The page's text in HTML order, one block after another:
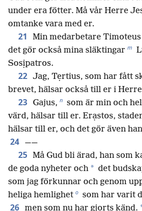
under era fötter. Må vår Herre
omtanke vara med er.
21 Min medarbetare Timoteus
det gör också mina släktingar m
Sosịpatros.
22 Jag, Tẹrtius, som har fått
brevet, hälsar också till er i
23 Gajus, n som är min och
värd, hälsar till er. Erạstos,
hälsar till er, och det gör även
24 ——
25 Må Gud bli ärad, han som
de goda nyheter och * det
som jag förkunnar och genom
heliga hemlighet o som har varit
26 men som nu har gjorts känd.